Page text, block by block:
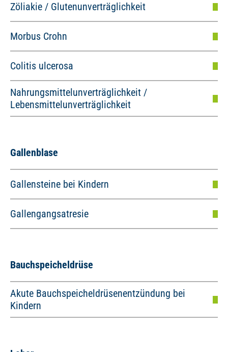
Zöliakie / Glutenunverträglichkeit
Morbus Crohn
Colitis ulcerosa
Nahrungsmittelunverträglichkeit /
Lebensmittelunverträglichkeit
Gallenblase
Gallensteine bei Kindern
Gallengangsatresie
Bauchspeicheldrüse
Akute Bauchspeicheldrüsenentzündung bei
Kindern